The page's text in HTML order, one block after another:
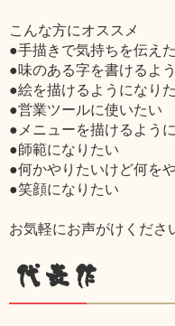
こんな方にオススメ
●手描きで気持ちを伝え
●味のある字を書けるよ
●絵を描けるようになり
●営業ツールに使いたい
●メニューを描けるよう
●師範になりたい
●何かやりたいけど何を
●笑顔になりたい
お気軽にお声がけくださ
代表作